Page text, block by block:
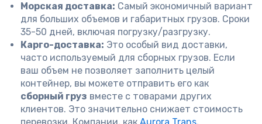
Морская доставка: Самый экономичный вариант
для больших объемов и габаритных грузов. Сроки
35-50 дней, включая погрузку/разгрузку.
Карго-доставка: Это особый вид доставки,
часто используемый для сборных грузов. Если
ваш объем не позволяет заполнить целый
контейнер, вы можете отправить его как
сборный груз вместе с товарами других
клиентов. Это значительно снижает стоимость